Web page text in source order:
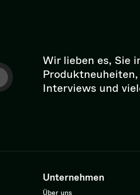
Wir lieben es, Sie
Interviews und
Unternehmen
Über uns